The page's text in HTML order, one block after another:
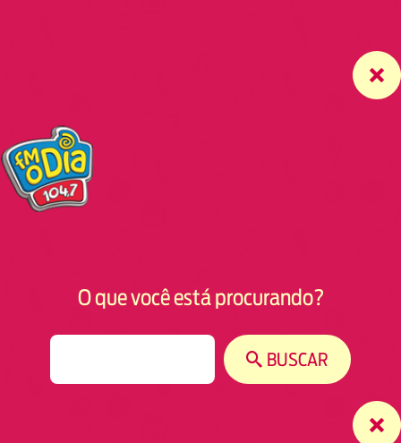
O que você está procurando?
BUSCAR